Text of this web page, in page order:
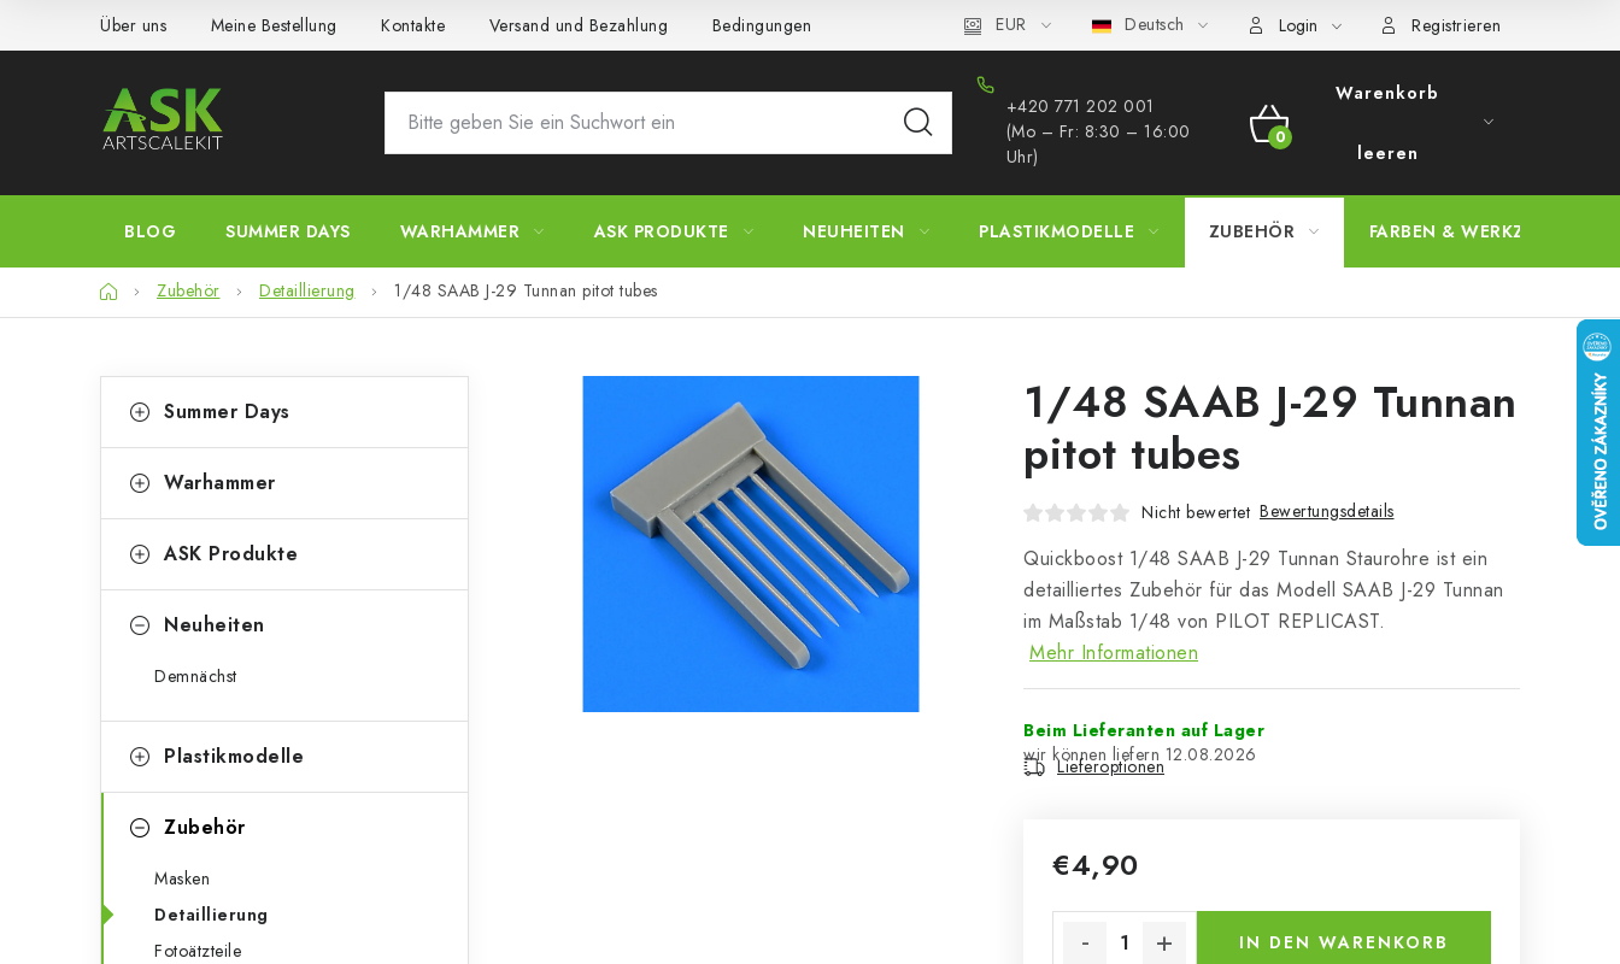
Über uns Meine Bestellung Kontakte Versand und Bezahlung Bedingungen und Konditionen Datenschutzbestimmungen Beschwerdeverfahren Großhandel
EUR Deutsch Login Registrieren
+420 771 202 001​
(Mo – Fr: 8:30 – 16:00
Uhr)
WARENKORB
Warenkorb
leeren
BLOG SUMMER DAYS WARHAMMER ASK PRODUKTE NEUHEITEN PLASTIKMODELLE ZUBEHÖR FARBEN & WERKZEUGE
StartseiteZubehör Detaillierung 1/48 SAAB J-29 Tunnan pitot tubes
e
t
e
e
s
e
überspringen
a
e
o
e
Summer Days
Warhammer
ASK Produkte
Neuheiten
Demnächst
Plastikmodelle
Zubehör
Masken
Detaillierung
Fotoätzteile
1/48 SAAB J-29 Tunnan
pitot tubes
Nicht bewertet Bewertungsdetails
Quickboost 1/48 SAAB J-29 Tunnan Staurohre ist ein
detailliertes Zubehör für das Modell SAAB J-29 Tunnan
im Maßstab 1/48 von PILOT REPLICAST.
Mehr Informationen
Beim Lieferanten auf Lager
12.08.2026
Lieferoptionen
€4,90
IN DEN WARENKORB